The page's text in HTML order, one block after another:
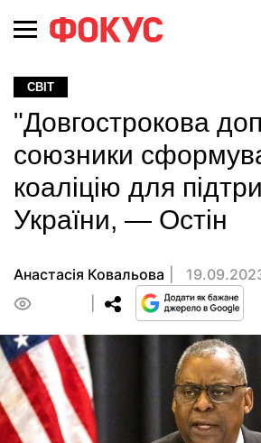
СВІТ
"Довгострокова
союзники
коаліцію для
України, — Остін
Анастасія Ковальова